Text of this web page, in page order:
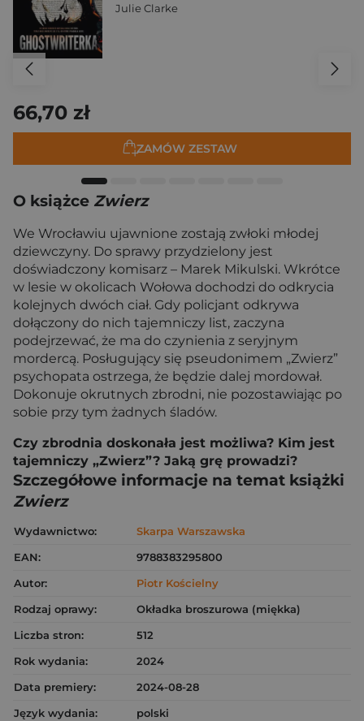
Julie Clarke
66,70 zł
ZAMÓW ZESTAW
O książce Zwierz
We Wrocławiu ujawnione zostają zwłoki młodej
dziewczyny. Do sprawy przydzielony jest
doświadczony komisarz – Marek Mikulski. Wkrótce
w lesie w okolicach Wołowa dochodzi do odkrycia
kolejnych dwóch ciał. Gdy policjant odkrywa
dołączony do nich tajemniczy list, zaczyna
podejrzewać, że ma do czynienia z seryjnym
mordercą. Posługujący się pseudonimem „Zwierz”
psychopata ostrzega, że będzie dalej mordował.
Dokonuje okrutnych zbrodni, nie pozostawiając po
sobie przy tym żadnych śladów.
Czy zbrodnia doskonała jest możliwa? Kim jest
tajemniczy „Zwierz”? Jaką grę prowadzi?
Szczegółowe informacje na temat książki
Zwierz
Wydawnictwo:
Skarpa Warszawska
EAN:
9788383295800
Autor:
Piotr Kościelny
Rodzaj oprawy:
Okładka broszurowa (miękka)
Liczba stron:
512
Rok wydania:
2024
Data premiery:
2024-08-28
Język wydania:
polski